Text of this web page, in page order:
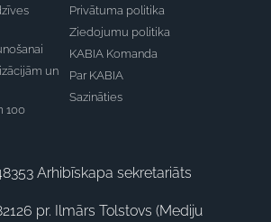
un
100
Privātuma politika
Ziedojumu politika
KABIA Komanda
Par KABIA
Sazināties
Arhibīskapa sekretariāts
pr. Ilmārs Tolstovs (Mediju